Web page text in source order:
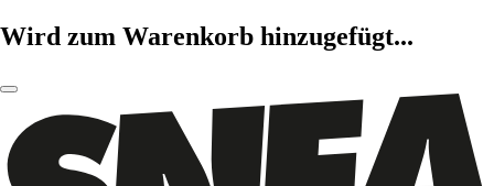
Wird zum Warenkorb hinzugefügt...